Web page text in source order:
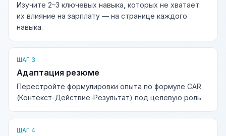
Изучите 2–3 ключевых навыка, которых не хватает:
их влияние на зарплату — на странице каждого
навыка.
ШАГ 3
Адаптация резюме
Перестройте формулировки опыта по формуле CAR
(Контекст-Действие-Результат) под целевую роль.
ШАГ 4